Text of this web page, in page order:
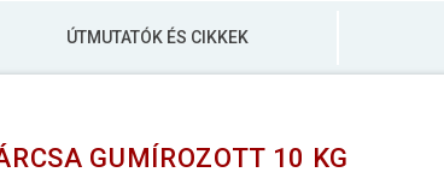
ÚTMUTATÓK ÉS CIKKEK
GUMÍROZOTT 10 KG